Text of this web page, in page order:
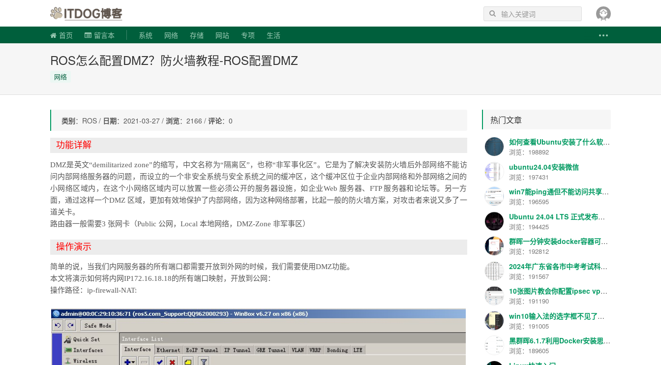
首页 留言本 系统 网络 存储 网站 专项 生活
ROS怎么配置DMZ？防火墙教程-ROS配置DMZ
网络
类别：ROS / 日期：2021-03-27 / 浏览：2166 / 评论：0
功能详解
DMZ是英文“demilitarized zone”的缩写，中文名称为“隔离区”，也称“非军事化区”。它是为了解决安装防火墙后外部网络不能访
问内部网络服务器的问题，而设立的一个非安全系统与安全系统之间的缓冲区，这个缓冲区位于企业内部网络和外部网络之间的
小网络区域内，在这个小网络区域内可以放置一些必须公开的服务器设施，如企业Web 服务器、FTP 服务器和论坛等。另一方
面，通过这样一个DMZ 区域，更加有效地保护了内部网络，因为这种网络部署，比起一般的防火墙方案，对攻击者来说又多了一
道关卡。
路由器一般需要3 张网卡（Public 公网，Local 本地网络，DMZ-Zone 非军事区）
操作演示
简单的说，当我们内网服务器的所有端口都需要开放到外网的时候，我们需要使用DMZ功能。
本文将演示如何将内网IP172.16.18.18的所有端口映射，开放到公网：
操作路径：ip-firewall-NAT:
热门文章
如何查看Ubuntu安装了什么软件 如何卸载已安装的软件
浏览：198892
ubuntu24.04安装微信
浏览：197431
win7能ping通但不能访问共享解决方法
浏览：196595
Ubuntu 24.04 LTS 正式发布！代号 “Noble Numbat”，性能提升明显
浏览：194425
群晖一分钟安装docker容器可视化管理面板工具Portainer最新汉化版V2.16.2
浏览：192812
2024年广东省各市中考考试科目分数规定
浏览：191567
10张图片教会你配置ipsec vpn【转】
浏览：191190
win10输入法的选字框不见了解决方法
浏览：191005
黑群晖6.1.7利用Docker安装思源笔记服务器
浏览：189605